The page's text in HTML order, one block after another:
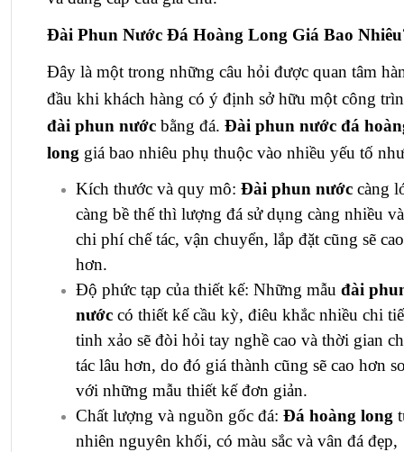
Đài Phun Nước Đá Hoàng Long Giá Bao
Đây là một trong những câu hỏi được quan tâm
đầu khi khách hàng có ý định sở hữu một công
đài phun nước bằng đá. Đài phun nước đá
long giá bao nhiêu phụ thuộc vào nhiều yếu tố
Kích thước và quy mô: Đài phun nước càng
càng bề thế thì lượng đá sử dụng càng nhiều và
chi phí chế tác, vận chuyển, lắp đặt cũng sẽ cao
hơn.
Độ phức tạp của thiết kế: Những mẫu đài
nước có thiết kế cầu kỳ, điêu khắc nhiều chi
tinh xảo sẽ đòi hỏi tay nghề cao và thời gian
tác lâu hơn, do đó giá thành cũng sẽ cao hơn
với những mẫu thiết kế đơn giản.
Chất lượng và nguồn gốc đá: Đá hoàng long
nhiên nguyên khối, có màu sắc và vân đá đẹp,